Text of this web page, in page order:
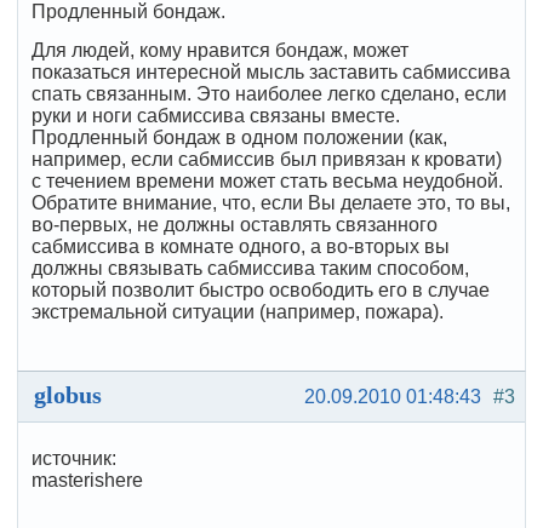
Продленный бондаж.
Для людей, кому нравится бондаж, может
показаться интересной мысль заставить сабмиссива
спать связанным. Это наиболее легко сделано, если
руки и ноги сабмиссива связаны вместе.
Продленный бондаж в одном положении (как,
например, если сабмиссив был привязан к кровати)
с течением времени может стать весьма неудобной.
Обратите внимание, что, если Вы делаете это, то вы,
во-первых, не должны оставлять связанного
сабмиссива в комнате одного, а во-вторых вы
должны связывать сабмиссива таким способом,
который позволит быстро освободить его в случае
экстремальной ситуации (например, пожара).
#3
20.09.2010 01:48:43
globus
источник:
masterishere